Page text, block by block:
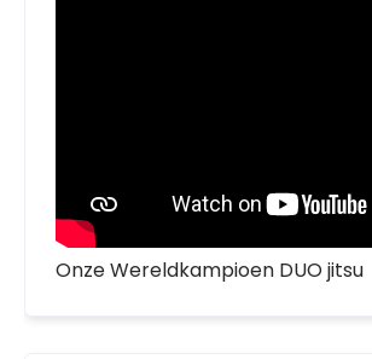
Onze Wereldkampioen DUO jitsu